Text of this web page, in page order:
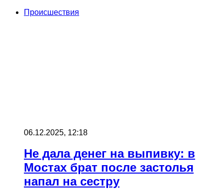
Происшествия
06.12.2025, 12:18
Не дала денег на выпивку: в
Мостах брат после застолья
напал на сестру